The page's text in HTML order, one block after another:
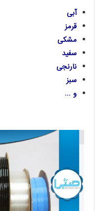
آبی
قرمز
مشکی
سفید
نارنجی
سبز
و …